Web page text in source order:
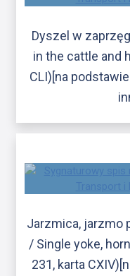
Dyszel w
in the cattle and
CLI)[na
Jarzmica, jarzmo
/ Single yoke,
231, karta